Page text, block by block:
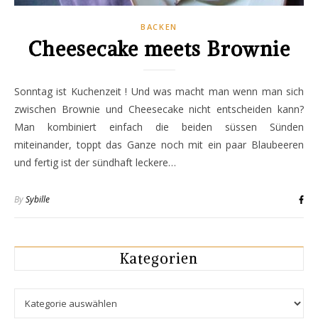
BACKEN
Cheesecake meets Brownie
Sonntag ist Kuchenzeit ! Und was macht man wenn man sich
zwischen Brownie und Cheesecake nicht entscheiden kann?
Man kombiniert einfach die beiden süssen Sünden
miteinander, toppt das Ganze noch mit ein paar Blaubeeren
und fertig ist der sündhaft leckere…
BySybille
Kategorien